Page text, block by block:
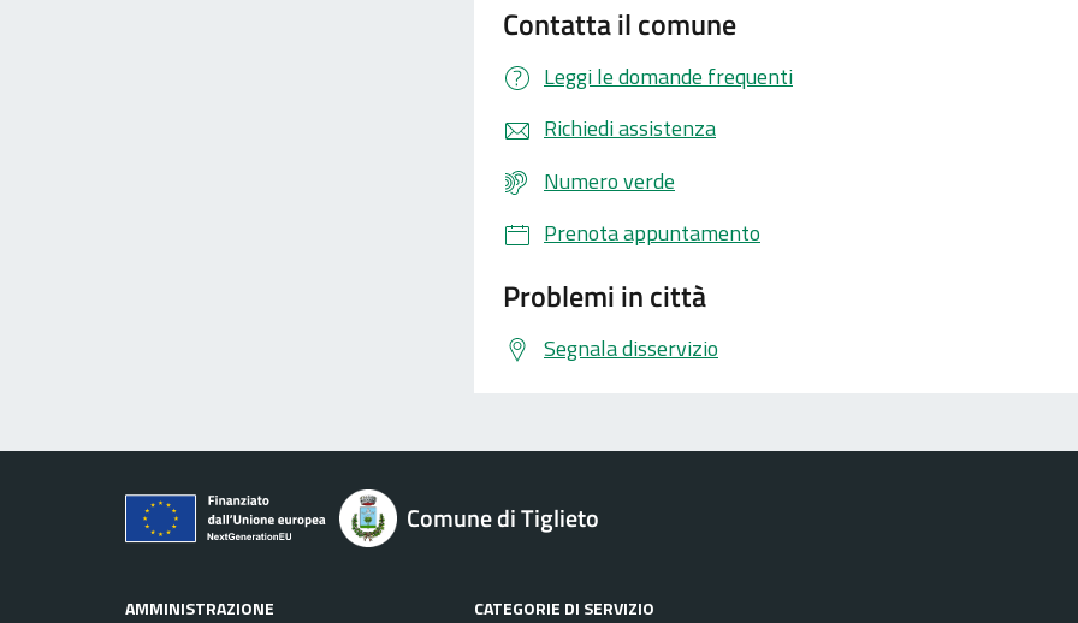
Contatta il comune
Leggi le domande frequenti
Richiedi assistenza
Numero verde
Prenota appuntamento
Problemi in città
Segnala disservizio
Comune di Tiglieto
AMMINISTRAZIONE CATEGORIE DI SERVIZIO